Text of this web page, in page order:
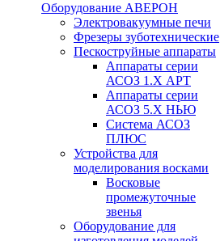
Оборудование АВЕРОН
Электровакуумные печи
Фрезеры зуботехнические
Пескоструйные аппараты
Аппараты серии
АСОЗ 1.Х АРТ
Аппараты серии
АСОЗ 5.Х НЬЮ
Система АСОЗ
ПЛЮС
Устройства для
моделирования восками
Восковые
промежуточные
звенья
Оборудование для